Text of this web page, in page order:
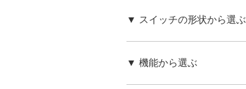
▼ スイッチの形状から選ぶ
▼ 機能から選ぶ